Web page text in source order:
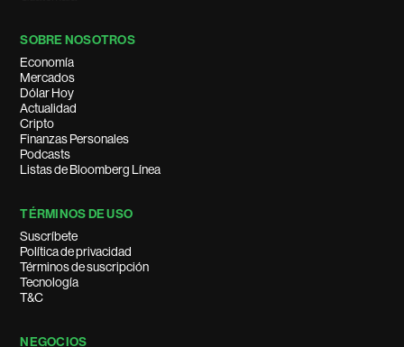
SOBRE NOSOTROS
Economía
Mercados
Dólar Hoy
Actualidad
Cripto
Finanzas Personales
Podcasts
Listas de Bloomberg Línea
TÉRMINOS DE USO
Suscríbete
Política de privacidad
Términos de suscripción
Tecnología
T&C
NEGOCIOS